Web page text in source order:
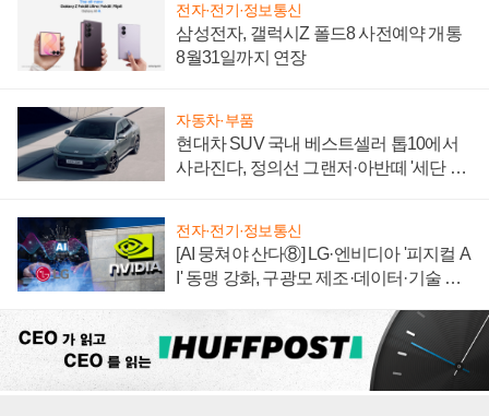
전자·전기·정보통신
삼성전자, 갤럭시Z 폴드8 사전예약 개통
8월31일까지 연장
자동차·부품
현대차 SUV 국내 베스트셀러 톱10에서
사라진다, 정의선 그랜저·아반떼 '세단 쌍
전자·전기·정보통신
[AI 뭉쳐야 산다⑧] LG·엔비디아 '피지컬 A
I' 동맹 강화, 구광모 제조·데이터·기술 결